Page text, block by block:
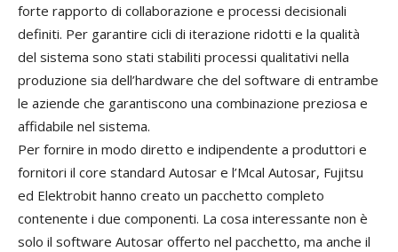
forte rapporto di collaborazione e processi decisionali
definiti. Per garantire cicli di iterazione ridotti e la qualità
del sistema sono stati stabiliti processi qualitativi nella
produzione sia dell’hardware che del software di entrambe
le aziende che garantiscono una combinazione preziosa e
affidabile nel sistema.
Per fornire in modo diretto e indipendente a produttori e
fornitori il core standard Autosar e l’Mcal Autosar, Fujitsu
ed Elektrobit hanno creato un pacchetto completo
contenente i due componenti. La cosa interessante non è
solo il software Autosar offerto nel pacchetto, ma anche il